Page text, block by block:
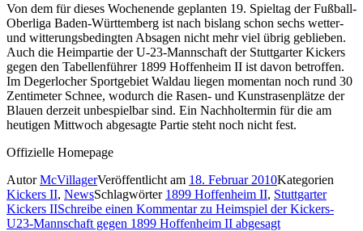
Von dem für dieses Wochenende geplanten 19. Spieltag der Fußball-
Oberliga Baden-Württemberg ist nach bislang schon sechs wetter-
und witterungsbedingten Absagen nicht mehr viel übrig geblieben.
Auch die Heimpartie der U-23-Mannschaft der Stuttgarter Kickers
gegen den Tabellenführer 1899 Hoffenheim II ist davon betroffen.
Im Degerlocher Sportgebiet Waldau liegen momentan noch rund 30
Zentimeter Schnee, wodurch die Rasen- und Kunstrasenplätze der
Blauen derzeit unbespielbar sind. Ein Nachholtermin für die am
heutigen Mittwoch abgesagte Partie steht noch nicht fest.
Offizielle Homepage
AutorMcVillagerVeröffentlicht am 18. Februar 2010Kategorien
Kickers II, NewsSchlagwörter 1899 Hoffenheim II, Stuttgarter
Kickers IISchreibe einen Kommentarzu Heimspiel der Kickers-
U23-Mannschaft gegen 1899 Hoffenheim II abgesagt